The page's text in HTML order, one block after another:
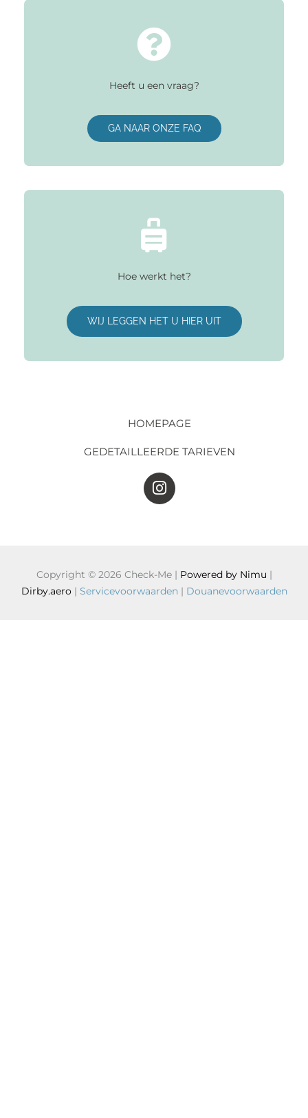
Heeft u een vraag?
GA NAAR ONZE FAQ
Hoe werkt het?
WIJ LEGGEN HET U HIER UIT
HOMEPAGE
GEDETAILLEERDE TARIEVEN
I
n
s
r
a
Copyright © 2026 Check-Me | Powered by Nimu |
Dirby.aero| Servicevoorwaarden | Douanevoorwaarden